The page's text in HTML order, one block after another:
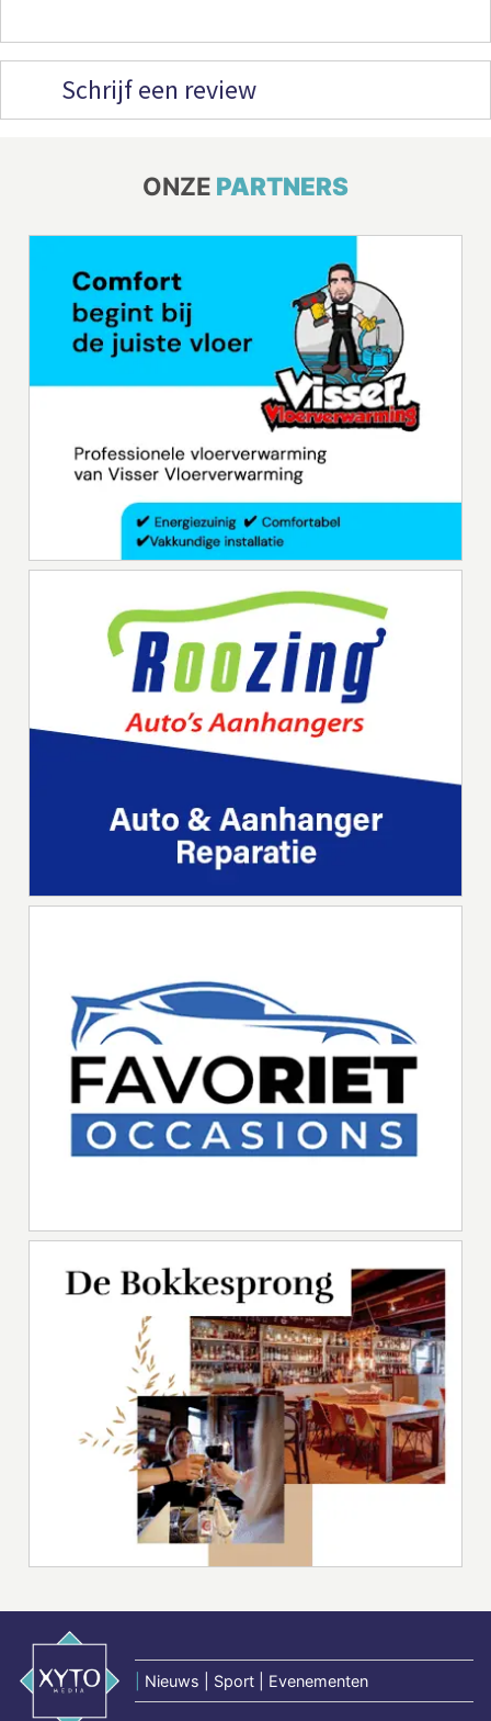
Schrijf een review
ONZE PARTNERS
Nieuws | Sport | Evenementen